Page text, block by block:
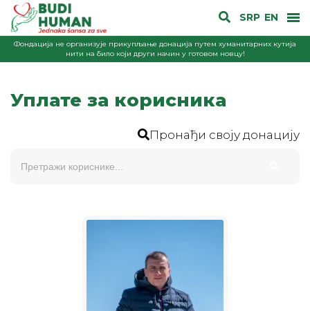
SRP EN
Фондација не организује прикупљање донација путем хуманитарних кутија
нити на било који други начин у готовом новцу!
Уплате за корисника
Пронађи своју донацију